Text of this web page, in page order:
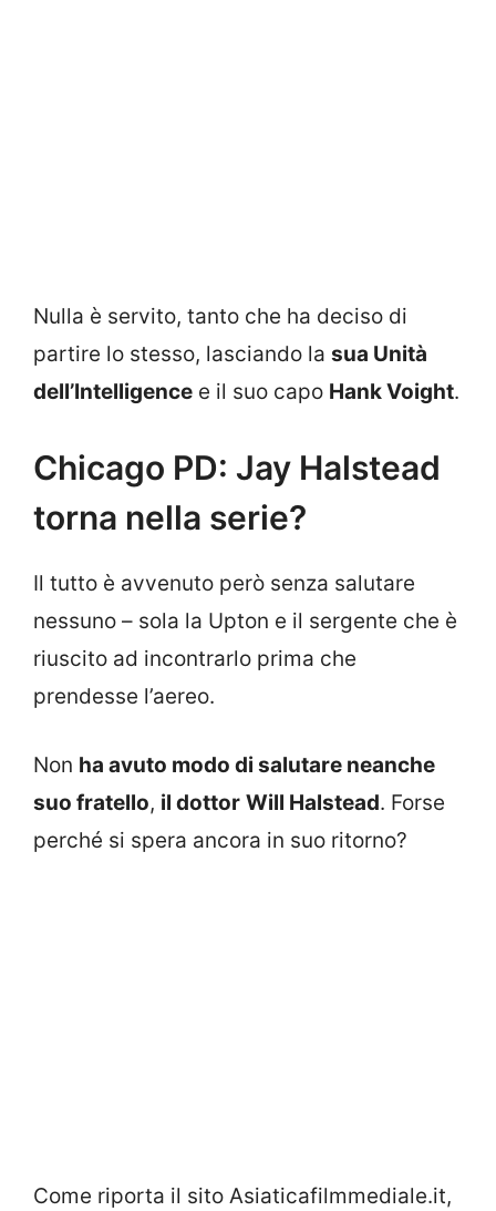
Nulla è servito, tanto che ha deciso di
partire lo stesso, lasciando la sua Unità
dell’Intelligence e il suo capo Hank Voight.
Chicago PD: Jay Halstead
torna nella serie?
Il tutto è avvenuto però senza salutare
nessuno – sola la Upton e il sergente che è
riuscito ad incontrarlo prima che
prendesse l’aereo.
Non ha avuto modo di salutare neanche
suo fratello, il dottor Will Halstead. Forse
perché si spera ancora in suo ritorno?
Come riporta il sito Asiaticafilmmediale.it,